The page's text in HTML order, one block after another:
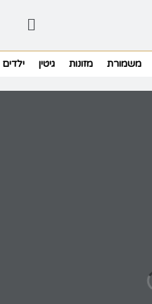
משמורת מזונות גיטין ילדים